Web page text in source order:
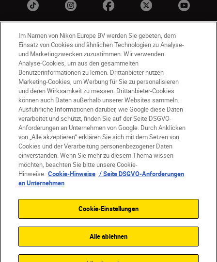
DE Nikon Sites
Kontakt
Datenschutzhinweis
Nutzungsbedingungen
Geschäftsbedingungen des Nikon Stores
Cookie-Hinweise
Barrierefreiheit
Cookie-Einstellungen
© 2026 Nikon
Im Namen von Nikon Europe BV werden Sie gebeten, dem
Einsatz von Cookies und ähnlichen Technologien zu Analyse-
und Marketingzwecken zuzustimmen. Wir verwenden
Analyse-Cookies, um aus den gesammelten
Benutzerinformationen zu lernen. Drittanbieter nutzen
Marketing-Cookies, um Werbung für Sie zu personalisieren
und deren Wirksamkeit zu messen. Drittanbieter-Cookies
können auch Daten außerhalb unserer Websites sammeln.
Ausführliche Informationen darüber, wie Google diese Daten
verarbeitet und schützt, finden Sie auf der Seite DSGVO-
Anforderungen an Unternehmen von Google. Durch Anklicken
von „Alle akzeptieren“ erklären Sie sich mit dem Setzen von
Cookies und der Verarbeitung personenbezogener Daten
einverstanden. Wenn Sie mehr zu diesem Thema wissen
möchten, beachten Sie bitte unsere Cookie-
Hinweise. Cookie-Hinweise / Seite DSGVO-Anforderungen
an Unternehmen
Cookie-Einstellungen
Alle ablehnen